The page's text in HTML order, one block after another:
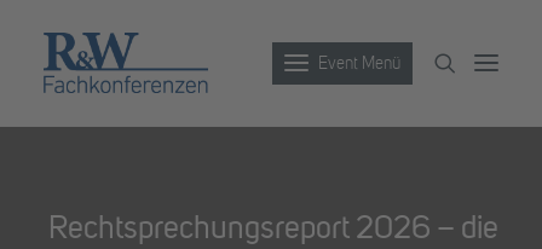
Event Menü
Partner werden
Rechtsprechungsreport 2026 – die